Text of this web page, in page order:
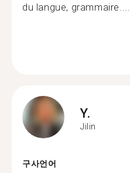
du langue, grammaire....
Y.
Jilin
구사언어